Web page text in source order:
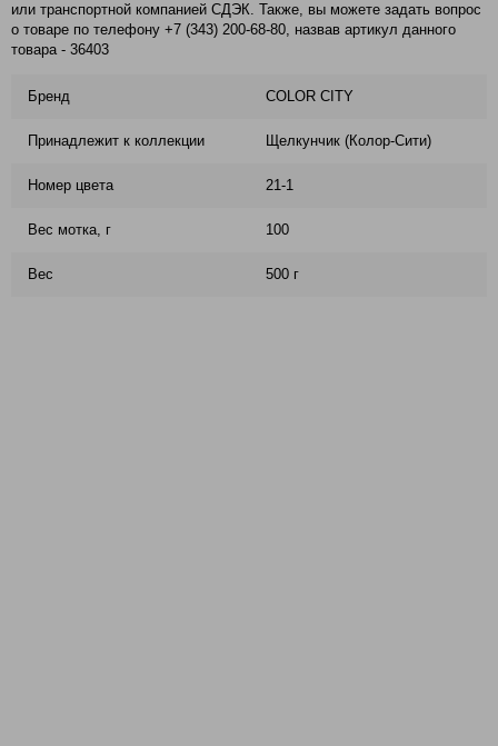
или транспортной компанией СДЭК. Также, вы можете задать вопрос
о товаре по телефону +7 (343) 200-68-80, назвав артикул данного
товара - 36403
Бренд COLOR CITY
Принадлежит к коллекции Щелкунчик (Колор-Сити)
Номер цвета 21-1
Вес мотка, г 100
Вес 500 г